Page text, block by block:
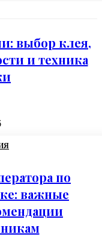
выбор клея,
и техника
по
важные